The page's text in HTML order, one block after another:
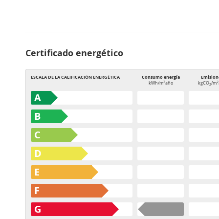
Certificado energético
ESCALA DE LA CALIFICACIÓN ENERGÉTICA Consumo energía
kWh/m2año kgCO2/m2
A
B
C
D
E
F
G